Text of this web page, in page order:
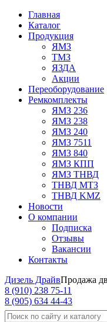
Главная
Каталог
Продукция
ЯМЗ
ТМЗ
ЯЗДА
Акции
Переоборудование
Ремкомплекты
ЯМЗ 236
ЯМЗ 238
ЯМЗ 240
ЯМЗ 7511
ЯМЗ 840
ЯМЗ КПП
ЯМЗ ТНВД
ТНВД МТЗ
ТНВД KMZ
Новости
О компании
Подписка
Отзывы
Вакансии
Контакты
Дизель ДрайвПродажа
8 (910) 238 75-11
8 (905) 634 44-43